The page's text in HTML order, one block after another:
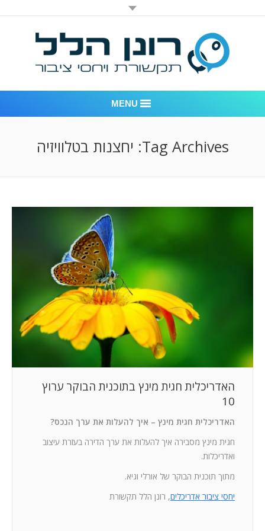
MENU
לקוחות – משרד יחסי ציבור רונן הלל
המלצות
ניהול מוניטין
צור קשר
Tag Archives: יחצנות בטלוויזיה
האדריכלית חגית מינץ בתוכנית הבוקר ערוץ
10
האדריכלית חגית מינץ – איך להעלות את ערך הנכס?
חגית מינץ מסבירה איך להעלות את ערך הדירה בעזרת עיצוב
ואדריכלות.
מתוך תוכנית הבוקר של אורלי וגיא.
יחסי ציבור אדריכלים, רונן הלל תקשורת